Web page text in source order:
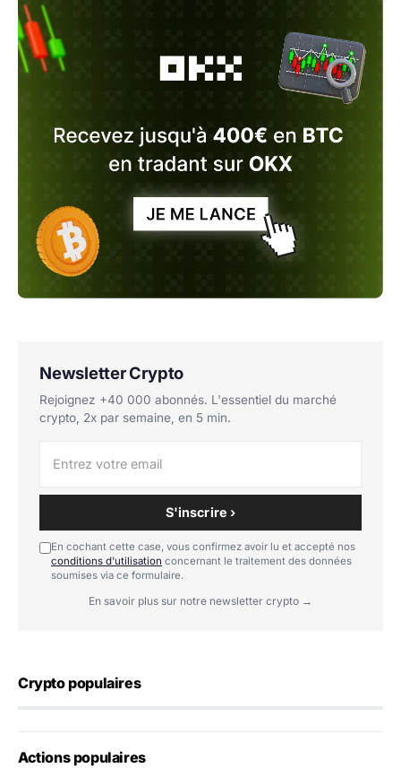
Newsletter Crypto
Rejoignez +40 000 abonnés. L'essentiel du marché
crypto, 2x par semaine, en 5 min.
S'inscrire ›
En cochant cette case, vous confirmez avoir lu et accepté nos
conditions d'utilisation concernant le traitement des données
soumises via ce formulaire.
En savoir plus sur notre newsletter crypto →
Crypto populaires
Actions populaires